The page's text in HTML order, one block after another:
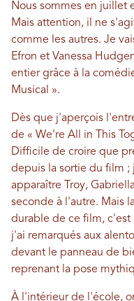
Nous sommes en juillet
Mais attention, il ne
comme les autres. Je
Efron et Vanessa
entier grâce à la
Musical ».
Dès que j'aperçois
de « We're All in This
Difficile de croire que
depuis la sortie du film ;
apparaître Troy,
seconde à l'autre. Mais
durable de ce film, c'est
j'ai remarqués aux
devant le panneau de
reprenant la pose
À l'intérieur de l'école,